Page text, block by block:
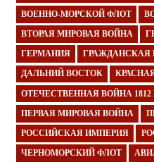
ВОЕННО-МОРСКОЙ ФЛОТ
ВТОРАЯ МИРОВАЯ ВОЙНА
ГЕРМАНИЯ ГРАЖДАНСКАЯ
ДАЛЬНИЙ ВОСТОК
ОТЕЧЕСТВЕННАЯ ВОЙНА 1812
ПЕРВАЯ МИРОВАЯ ВОЙНА
РОССИЙСКАЯ ИМПЕРИЯ
ЧЕРНОМОРСКИЙ ФЛОТ